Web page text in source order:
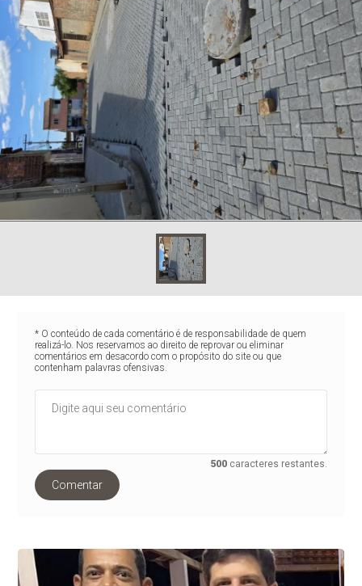
* O conteúdo de cada comentário é de responsabilidade de quem
realizá-lo. Nos reservamos ao direito de reprovar ou eliminar
comentários em desacordo com o propósito do site ou que
contenham palavras ofensivas.
500 caracteres restantes.
Comentar